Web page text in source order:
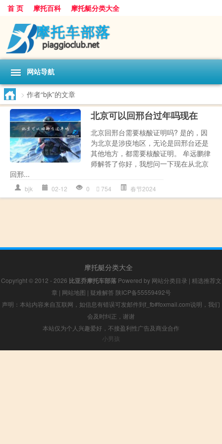
首 页 摩托百科 摩托艇分类大全
网站导航
> 作者“bjk”的文章
北京可以回邢台过年吗现在
北京回邢台需要核酸证明吗? 是的，因
为北京是涉疫地区，无论是回邢台还是
其他地方，都需要核酸证明。 牟远鹏律
师解答了你好，我想问一下现在从北京
回邢...
bjk 02-12 0 754 春节2024
摩托艇分类大全
Copyright © 2012 - 2026 比亚乔摩托车部落Powered by 网站分类目录 | 精选推荐文
章 | 网站地图 | 疑难解答 陕ICP备55559492号
声明：本站内容来自互联网，如信息有错误可发邮件到f_fb#foxmail.com说明，我们
会及时纠正，谢谢
本站仅为个人兴趣爱好，不接盈利性广告及商业合作
小男孩